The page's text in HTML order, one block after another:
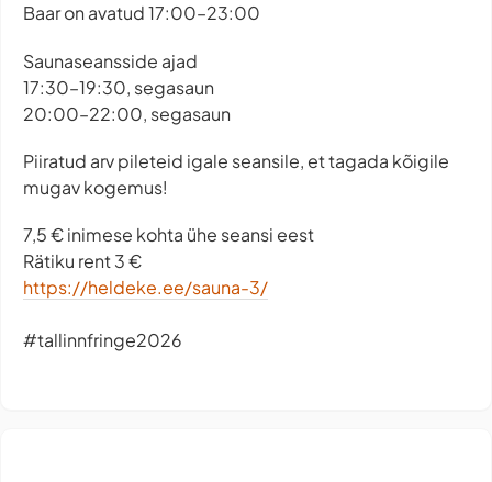
Baar on avatud 17:00–23:00
Saunaseansside ajad
17:30–19:30, segasaun
20:00–22:00, segasaun
Piiratud arv pileteid igale seansile, et tagada kõigile
mugav kogemus!
7,5 € inimese kohta ühe seansi eest
Rätiku rent 3 €
https://heldeke.ee/sauna-3/
#tallinnfringe2026